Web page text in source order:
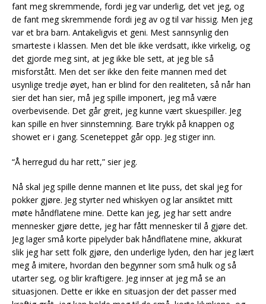
fant meg skremmende, fordi jeg var underlig, det vet jeg, og
de fant meg skremmende fordi jeg av og til var hissig. Men jeg
var et bra barn. Antakeligvis et geni. Mest sannsynlig den
smarteste i klassen. Men det ble ikke verdsatt, ikke virkelig, og
det gjorde meg sint, at jeg ikke ble sett, at jeg ble så
misforstått. Men det ser ikke den feite mannen med det
usynlige tredje øyet, han er blind for den realiteten, så når han
sier det han sier, må jeg spille imponert, jeg må være
overbevisende. Det går greit, jeg kunne vært skuespiller. Jeg
kan spille en hver sinnstemning. Bare trykk på knappen og
showet er i gang. Sceneteppet går opp. Jeg stiger inn.
“Å herregud du har rett,” sier jeg.
Nå skal jeg spille denne mannen et lite puss, det skal jeg for
pokker gjøre. Jeg styrter ned whiskyen og lar ansiktet mitt
møte håndflatene mine. Dette kan jeg, jeg har sett andre
mennesker gjøre dette, jeg har fått mennesker til å gjøre det.
Jeg lager små korte pipelyder bak håndflatene mine, akkurat
slik jeg har sett folk gjøre, den underlige lyden, den har jeg lært
meg å imitere, hvordan den begynner som små hulk og så
utarter seg, og blir kraftigere. Jeg innser at jeg må se an
situasjonen. Dette er ikke en situasjon der det passer med